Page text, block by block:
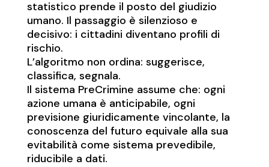
statistico prende il posto del giudizio
umano. Il passaggio è silenzioso e
decisivo: i cittadini diventano profili di
rischio.
L’algoritmo non ordina: suggerisce,
classifica, segnala.
Il sistema PreCrimine assume che: ogni
azione umana è anticipabile, ogni
previsione giuridicamente vincolante, la
conoscenza del futuro equivale alla sua
evitabilità come sistema prevedibile,
riducibile a dati.